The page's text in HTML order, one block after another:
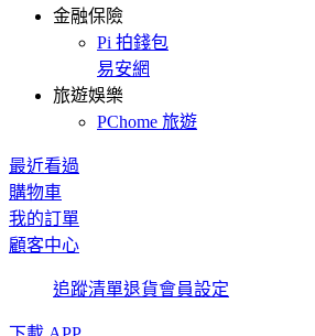
金融保險
Pi 拍錢包
易安網
旅遊娛樂
PChome 旅遊
最近看過
購物車
我的訂單
顧客中心
追蹤清單退貨會員設定